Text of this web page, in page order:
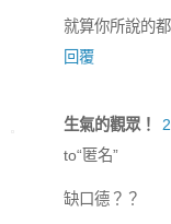
就算你所說的
回覆
生氣的觀眾！
to“匿名”
缺口德？？